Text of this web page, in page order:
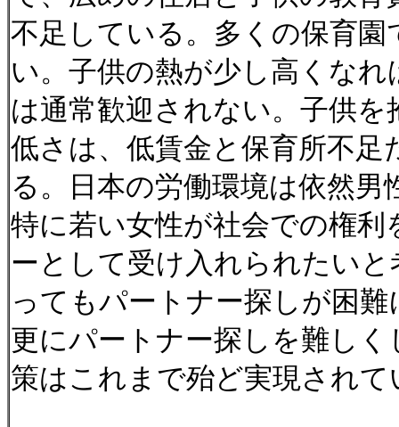
不足している。多くの保育
い。子供の熱が少し高くな
は通常歓迎されない。子供
低さは、低賃金と保育所不
る。日本の労働環境は依然
特に若い女性が社会での権
ーとして受け入れられたい
ってもパートナー探しが困
更にパートナー探しを難し
策はこれまで殆ど実現さ